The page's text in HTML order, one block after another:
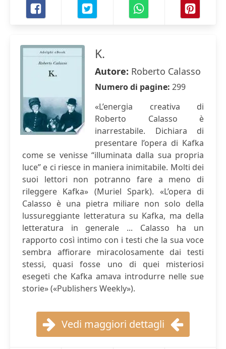
K.
Autore: Roberto Calasso
Numero di pagine: 299
«L’energia creativa di
Roberto Calasso è
inarrestabile. Dichiara di
presentare l’opera di Kafka
come se venisse “illuminata dalla sua propria
luce” e ci riesce in maniera inimitabile. Molti dei
suoi lettori non potranno fare a meno di
rileggere Kafka» (Muriel Spark). «L’opera di
Calasso è una pietra miliare non solo della
lussureggiante letteratura su Kafka, ma della
letteratura in generale ... Calasso ha un
rapporto così intimo con i testi che la sua voce
sembra affiorare miracolosamente dai testi
stessi, quasi fosse uno di quei misteriosi
esegeti che Kafka amava introdurre nelle sue
storie» («Publishers Weekly»).
Vedi maggiori dettagli